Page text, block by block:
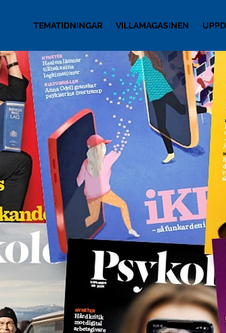
TEMATIDNINGAR VILLAMAGASINEN